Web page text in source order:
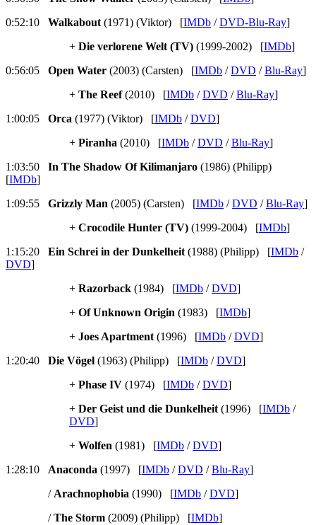
0:52:10 Walkabout (1971) (Viktor) [IMDb /DVD-Blu-Ray]
+ Die verlorene Welt (TV) (1999-2002) [IMDb]
0:56:05 Open Water (2003) (Carsten) [IMDb /DVD /Blu-Ray]
+ The Reef(2010) [IMDb /DVD /Blu-Ray]
1:00:05 Orca (1977) (Viktor) [IMDb /DVD]
+ Piranha (2010) [IMDb /DVD /Blu-Ray]
1:03:50 In The Shadow Of Kilimanjaro (1986) (Philipp)
[IMDb]
1:09:55 Grizzly Man (2005) (Carsten) [IMDb /DVD /Blu-Ray]
+ Crocodile Hunter (TV) (1999-2004) [IMDb]
1:15:20 Ein Schrei in der Dunkelheit (1988) (Philipp) [IMDb /
DVD]
+ Razorback (1984) [IMDb /DVD]
+ Of Unknown Origin (1983) [IMDb]
+ Joes Apartment (1996) [IMDb /DVD]
1:20:40 Die Vögel (1963) (Philipp) [IMDb /DVD]
+ Phase IV (1974) [IMDb /DVD]
+ Der Geist und die Dunkelheit (1996) [IMDb /
DVD]
+ Wolfen (1981) [IMDb /DVD]
1:28:10 Anaconda (1997) [IMDb /DVD /Blu-Ray]
/ Arachnophobia (1990) [IMDb /DVD]
/The Storm (2009) (Philipp) [IMDb]